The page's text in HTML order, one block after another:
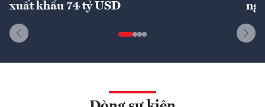
xuất khẩu 74 tỷ USD